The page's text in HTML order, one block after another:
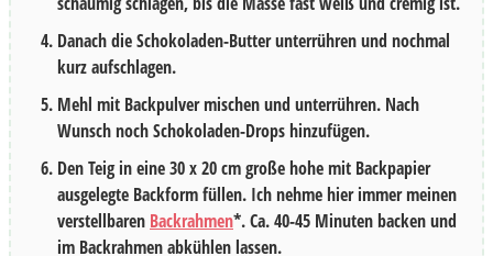
Danach die Schokoladen-Butter unterrühren und nochmal
kurz aufschlagen.
Mehl mit Backpulver mischen und unterrühren. Nach
Wunsch noch Schokoladen-Drops hinzufügen.
Den Teig in eine 30 x 20 cm große hohe mit Backpapier
ausgelegte Backform füllen. Ich nehme hier immer meinen
verstellbaren Backrahmen*. Ca. 40-45 Minuten backen und
im Backrahmen abkühlen lassen.